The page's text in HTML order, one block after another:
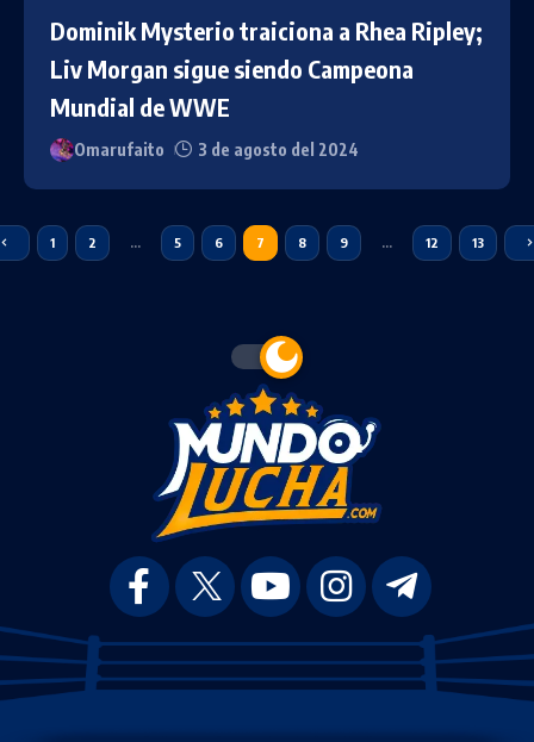
Dominik Mysterio traiciona a Rhea Ripley;
Liv Morgan sigue siendo Campeona
Mundial de WWE
Omarufaito 3 de agosto del 2024
1 2 … 5 6 7 8 9 … 12 13